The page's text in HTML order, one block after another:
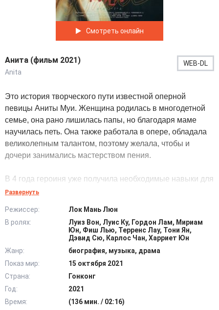
Смотреть онлайн
Анита (фильм 2021)
Anita
WEB-DL
Это история творческого пути известной оперной
певицы Аниты Муи. Женщина родилась в многодетной
семье, она рано лишилась папы, но благодаря маме
научилась петь. Она также работала в опере, обладала
великолепным талантом, поэтому желала, чтобы и
дочери занимались мастерством пения.
В 4 года героиня уже получила необходимые навыки для
исполнения опер, а в юном возрасте она сумела
претендентов на победу. Гениальная, музыкальная
личность прошла немало испытаний, сумела научиться
преодолевать страхи и сомнения, доказывая всему
миру, что она лучшая... @Filmix.fan
Развернуть
Режиссер:
Лок Мань Люн
В ролях:
Луиз Вон, Луис Ку, Гордон Лам, Мириам
Юн, Фиш Лью, Терренс Лау, Тони Ян,
Дэвид Сю, Карлос Чан, Харриет Юн
Жанр:
биография, музыка, драма
Показ мир:
15 октября 2021
Страна:
Гонконг
Год:
2021
Время:
(136 мин. / 02:16)